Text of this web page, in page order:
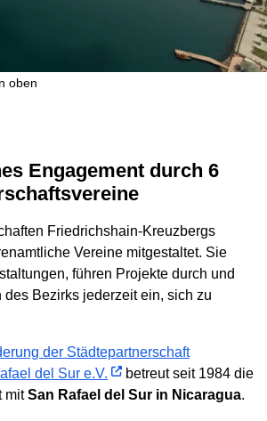
oben
Friedrichshain-Kreuzbergs
Vereine mitgestaltet. Sie
führen Projekte durch und
des Bezirks jederzeit ein, sich zu
der Städtepartnerschaft
del Sur e.V.
betreut seit 1984 die
mitSan Rafael del Sur in Nicaragua.